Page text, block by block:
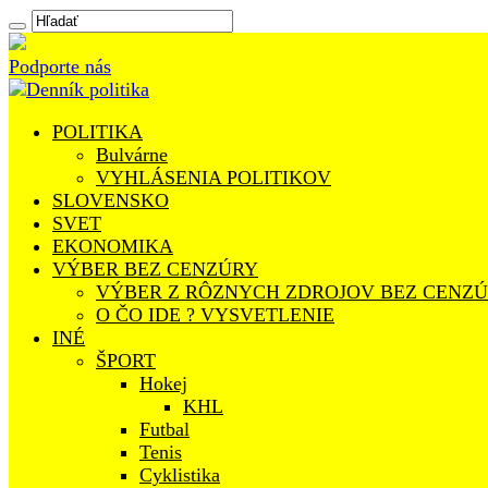
Podporte nás
POLITIKA
Bulvárne
VYHLÁSENIA POLITIKOV
SLOVENSKO
SVET
EKONOMIKA
VÝBER BEZ CENZÚRY
VÝBER Z RÔZNYCH ZDROJOV BEZ
O ČO IDE ? VYSVETLENIE
INÉ
ŠPORT
Hokej
KHL
Futbal
Tenis
Cyklistika